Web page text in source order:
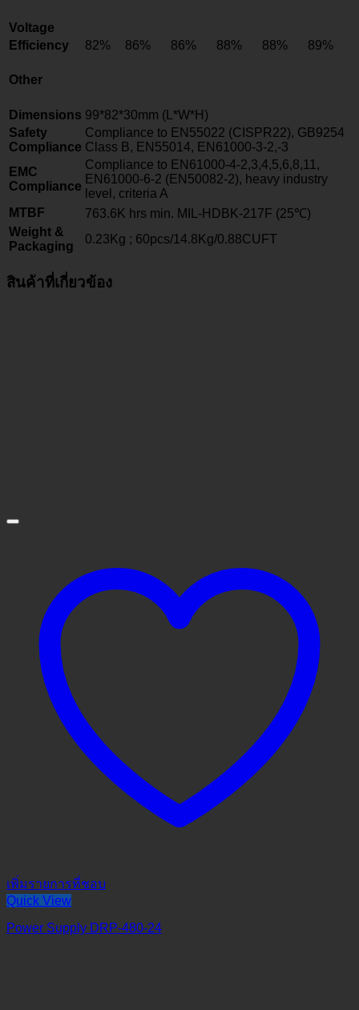
Voltage
Efficiency
82% 86% 86% 88% 88% 89%
Other
Dimensions 99*82*30mm (L*W*H)
Safety
Compliance
Compliance to EN55022 (CISPR22), GB9254
Class B, EN55014, EN61000-3-2,-3
EMC
Compliance
Compliance to EN61000-4-2,3,4,5,6,8,11,
EN61000-6-2 (EN50082-2), heavy industry
level, criteria A
MTBF
763.6K hrs min. MIL-HDBK-217F (25℃)
Weight &
Packaging
0.23Kg ; 60pcs/14.8Kg/0.88CUFT
สินค้าที่เกี่ยวข้อง
เพิ่มรายการที่ชอบ
Quick View
Power Supply DRP-480-24